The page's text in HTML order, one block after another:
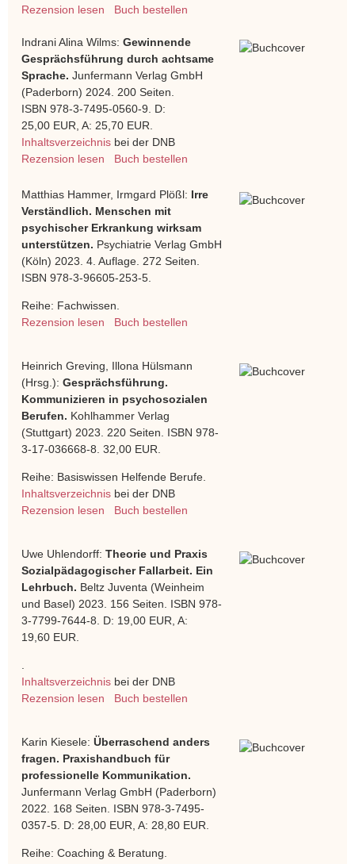
Rezension lesen
Buch bestellen
Indrani Alina Wilms: Gewinnende
Gesprächsführung durch achtsame
Sprache. Junfermann Verlag GmbH
(Paderborn) 2024. 200 Seiten.
ISBN 978-3-7495-0560-9. D:
25,00 EUR, A: 25,70 EUR.
Inhaltsverzeichnis bei der DNB
Rezension lesen
Buch bestellen
Matthias Hammer, Irmgard Plößl: Irre
Verständlich. Menschen mit
psychischer Erkrankung wirksam
unterstützen. Psychiatrie Verlag GmbH
(Köln) 2023. 4. Auflage. 272 Seiten.
ISBN 978-3-96605-253-5.
Reihe: Fachwissen.
Rezension lesen
Buch bestellen
Heinrich Greving, Illona Hülsmann
(Hrsg.): Gesprächsführung.
Kommunizieren in psychosozialen
Berufen. Kohlhammer Verlag
(Stuttgart) 2023. 220 Seiten. ISBN 978-
3-17-036668-8. 32,00 EUR.
Reihe: Basiswissen Helfende Berufe.
Inhaltsverzeichnis bei der DNB
Rezension lesen
Buch bestellen
Uwe Uhlendorff: Theorie und Praxis
Sozialpädagogischer Fallarbeit. Ein
Lehrbuch. Beltz Juventa (Weinheim
und Basel) 2023. 156 Seiten. ISBN 978-
3-7799-7644-8. D: 19,00 EUR, A:
19,60 EUR.
Inhaltsverzeichnis bei der DNB
Rezension lesen
Buch bestellen
Karin Kiesele: Überraschend anders
fragen. Praxishandbuch für
professionelle Kommunikation.
Junfermann Verlag GmbH (Paderborn)
2022. 168 Seiten. ISBN 978-3-7495-
0357-5. D: 28,00 EUR, A: 28,80 EUR.
Reihe: Coaching & Beratung.